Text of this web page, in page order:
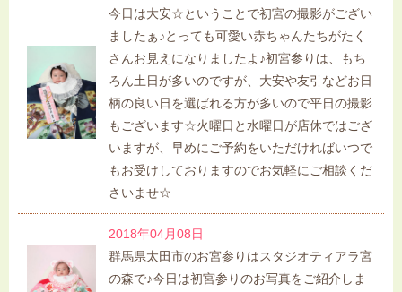
今日は大安☆ということで初宮の撮影がござい
ましたぁ♪とっても可愛い赤ちゃんたちがたく
さんお見えになりましたよ♪初宮参りは、もち
ろん土日が多いのですが、大安や友引などお日
柄の良い日を選ばれる方が多いので平日の撮影
もございます☆火曜日と水曜日が店休ではござ
いますが、早めにご予約をいただければいつで
もお受けしておりますのでお気軽にご相談くだ
さいませ☆
2018年04月08日
群馬県太田市のお宮参りはスタジオティアラ宮
の森で♪今日は初宮参りのお写真をご紹介しま